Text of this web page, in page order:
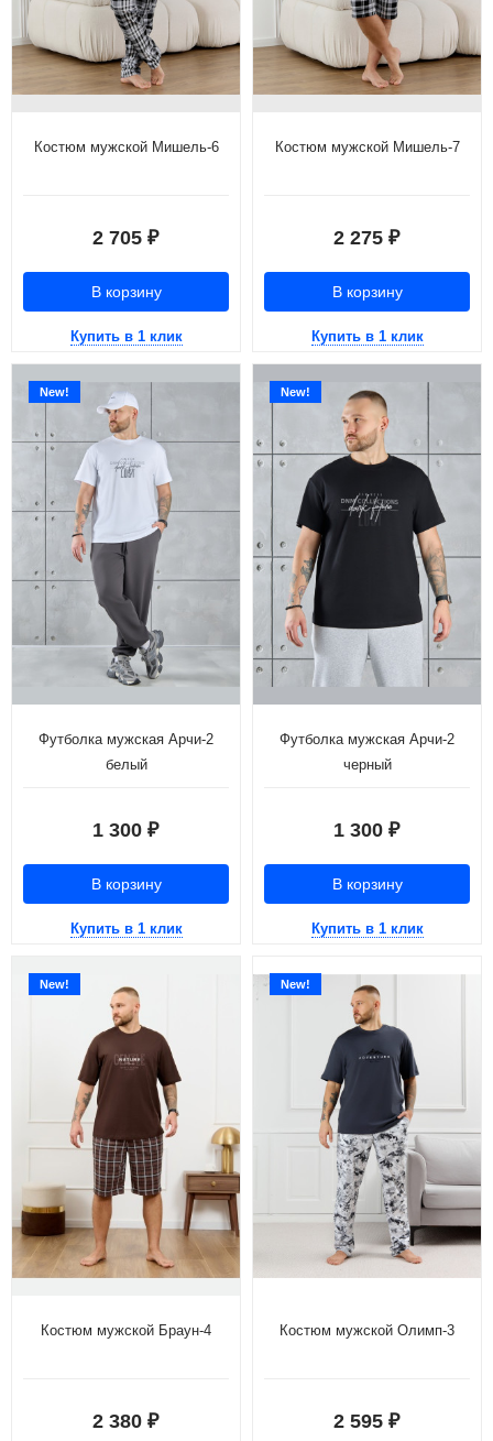
Костюм мужской Мишель-6
2 705 ₽
В корзину
Купить в 1 клик
Костюм мужской Мишель-7
2 275 ₽
В корзину
Купить в 1 клик
New!
Футболка мужская Арчи-2
белый
1 300 ₽
В корзину
Купить в 1 клик
New!
Футболка мужская Арчи-2
черный
1 300 ₽
В корзину
Купить в 1 клик
New!
Костюм мужской Браун-4
2 380 ₽
New!
Костюм мужской Олимп-3
2 595 ₽